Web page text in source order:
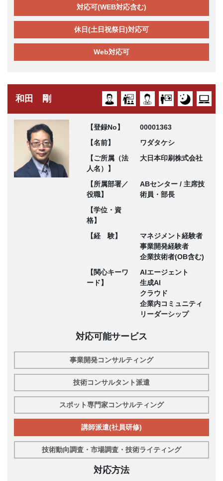
対応可(WEB対応含む)
休日(土日祝祭日)対応可
Web対応可
和田 剛
【登録No】
00001363
【名前】
ワダタケシ
【ご所属（法
人名）】
大日本印刷株式会社
【所属部署／
役職】
ABセンター / 主席技
術員・部長
【学位・資
格】
【経 験】
マネジメント経験者
事業開発経験者
企業技術者(OB含む)
【関心キーワ
ード】
AIエージェント
生成AI
クラウド
企業内コミュニティ
リーダーシップ
対応可能サービス
事業開発コンサルティング
技術コンサルタント派遣
スポット専門家コンサルティング
講師派遣(社員研修)
技術動向調査・市場調査・技術ライティング
対応方法